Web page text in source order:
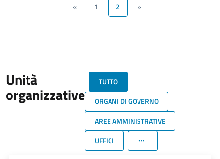
« 1 2 »
Unità
organizzative
TUTTO
ORGANI DI GOVERNO
AREE AMMINISTRATIVE
UFFICI